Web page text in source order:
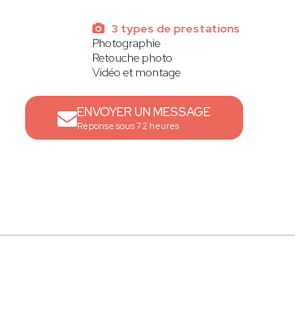
3 types de prestations
Photographie
Retouche photo
Vidéo et montage
ENVOYER UN MESSAGE
Réponse sous 72 heures